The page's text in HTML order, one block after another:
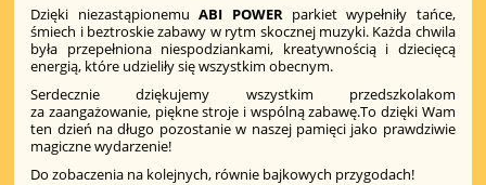
Dzięki niezastąpionemuABI POWERparkiet wypełniły tańce,
śmiech i beztroskie zabawy w rytm skocznej muzyki. Każda chwila
była przepełniona niespodziankami, kreatywnością i dziecięcą
energią, które udzieliły się wszystkim obecnym.
Serdecznie dziękujemy wszystkim przedszkolakom
za zaangażowanie, piękne stroje i wspólną zabawę.To dzięki Wam
ten dzień na długo pozostanie w naszej pamięci jako prawdziwie
magiczne wydarzenie!
Do zobaczenia na kolejnych, równie bajkowych przygodach!